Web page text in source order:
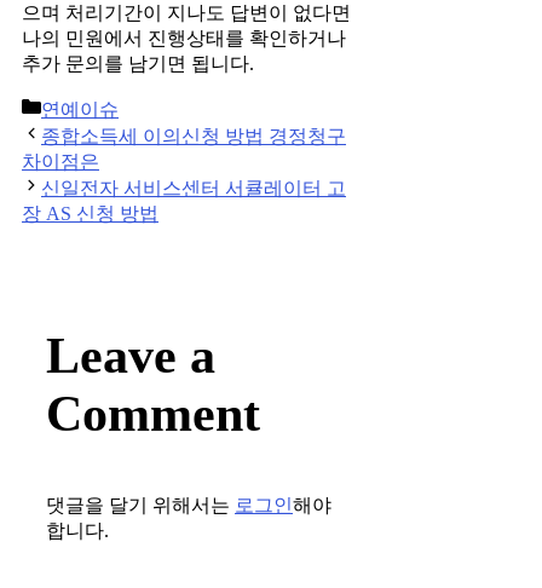
으며 처리기간이 지나도 답변이 없다면
나의 민원에서 진행상태를 확인하거나
추가 문의를 남기면 됩니다.
Categories
연예이슈
Post
navigation
종합소득세 이의신청 방법 경정청구
차이점은
신일전자 서비스센터 서큘레이터 고
장 AS 신청 방법
Leave a
Comment
댓글을 달기 위해서는 로그인해야
합니다.